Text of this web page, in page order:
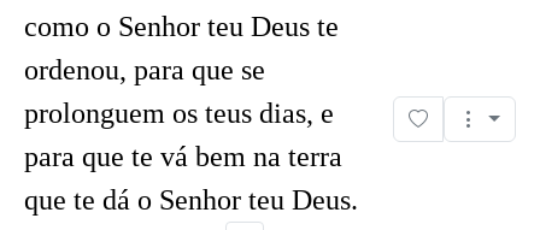
como o Senhor teu Deus te
ordenou, para que se
prolonguem os teus dias, e
para que te vá bem na terra
que te dá o Senhor teu Deus.